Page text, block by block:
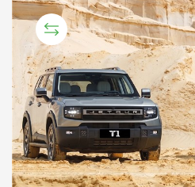
СРАВНИТЕЛЬНЫЙ ТЕСТ